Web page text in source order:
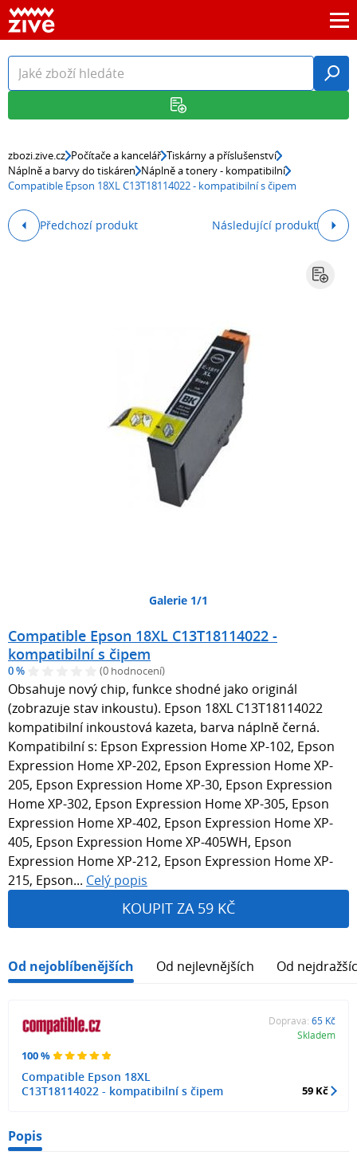
zbozi.zive.cz Počítače a kancelář Tiskárny a příslušenství
Náplně a barvy do tiskáren Náplně a tonery - kompatibilní
Compatible Epson 18XL C13T18114022 - kompatibilní s čipem
Předchozí produkt Následující produkt
Galerie 1/1
Compatible Epson 18XL C13T18114022 -
kompatibilní s čipem
0 % (0 hodnocení)
Obsahuje nový chip, funkce shodné jako originál
(zobrazuje stav inkoustu). Epson 18XL C13T18114022
kompatibilní inkoustová kazeta, barva náplně černá.
Kompatibilní s: Epson Expression Home XP-102, Epson
Expression Home XP-202, Epson Expression Home XP-
205, Epson Expression Home XP-30, Epson Expression
Home XP-302, Epson Expression Home XP-305, Epson
Expression Home XP-402, Epson Expression Home XP-
405, Epson Expression Home XP-405WH, Epson
Expression Home XP-212, Epson Expression Home XP-
215, Epson... Celý popis
KOUPIT ZA 59 KČ
Od nejoblíbenějších Od nejlevnějších Od
100 %
Compatible Epson 18XL
C13T18114022 - kompatibilní s čipem
Doprava: 65 Kč
Skladem
59 Kč
Popis